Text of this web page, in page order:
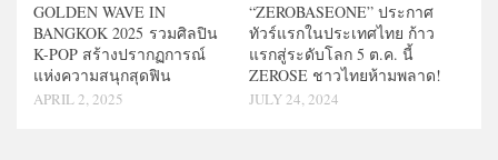
GOLDEN WAVE IN
BANGKOK 2025 รวมศิลปิน
K-POP สร้างปรากฏการณ์
แห่งความสนุกสุดฟิน
APRIL 2, 2025
“ZEROBASEONE” ประกาศ
ทัวร์แรกในประเทศไทย ก้าว
แรกสู่ระดับโลก 5 ต.ค. นี้
ZEROSE ชาวไทยห้ามพลาด!
JULY 24, 2024